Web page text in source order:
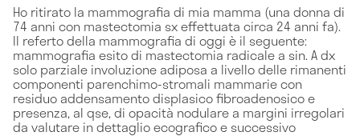
Ho ritirato la mammografia di mia mamma (una donna di
74 anni con mastectomia sx effettuata circa 24 anni fa).
Il referto della mammografia di oggi è il seguente:
mammografia esito di mastectomia radicale a sin. A dx
solo parziale involuzione adiposa a livello delle rimanenti
componenti parenchimo-stromali mammarie con
residuo addensamento displasico fibroadenosico e
presenza, al qse, di opacità nodulare a margini irregolari
da valutare in dettaglio ecografico e successivo